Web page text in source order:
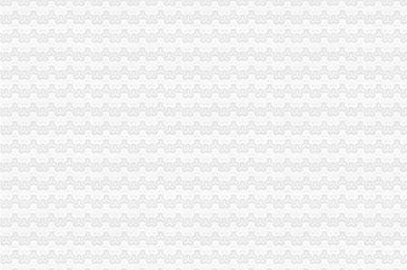
潼南局建设“农资放心店”重庆分公司注销服务县域蔬菜产业
江北区王元楷区长对江北工商工作做出重要批示
城口工商局重庆注销税务进一步加信息化建设整改工作
万州局代理注销分公司切实加旱救灾安全工作
彭水县局重庆注销税务全力旱救灾
酉局代办注销分公司发挥职能服务主义新农村建设
全市重庆分公司注销评十佳席信息官（CIO） 重庆市工商局副局长李晞朦以综
潼南局重庆注销税务干部职工积投身旱救灾主战场
重庆市工商行政管理局发布红盾示信息：重庆注销税务二季度电线电缆质量监
巴南局“四加”分公司营业执照注销化外资企业监管
永川局认真达贯彻全市代理注销分公司工商行政管理局长会议精
荣昌局代办注销分公司在全县推行流通环节商品质量安全责任承诺制度
渝北局严把“三关”代办注销分公司，促进订单农业稳步发展
南岸局重庆注销分公司深入扶贫联系村问旱灾群众